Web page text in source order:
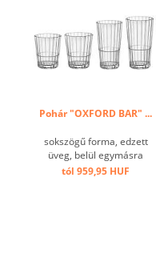
Pohár "OXFORD BAR" ...
sokszögű forma, edzett
üveg, belül egymásra
rakható ...
tól 959,95 HUF